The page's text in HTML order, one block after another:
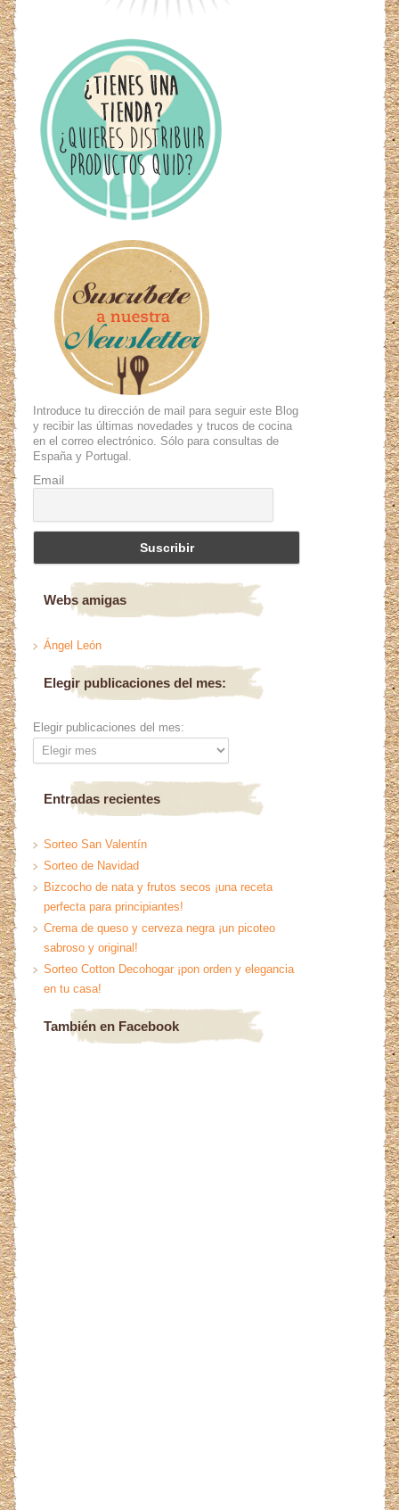
Introduce tu dirección de mail para seguir este Blog
y recibir las últimas novedades y trucos de cocina
en el correo electrónico. Sólo para consultas de
España y Portugal.
Email
Webs amigas
Ángel León
Elegir publicaciones del mes:
Elegir publicaciones del mes:
Entradas recientes
Sorteo San Valentín
Sorteo de Navidad
Bizcocho de nata y frutos secos ¡una receta
perfecta para principiantes!
Crema de queso y cerveza negra ¡un picoteo
sabroso y original!
Sorteo Cotton Decohogar ¡pon orden y elegancia
en tu casa!
También en Facebook